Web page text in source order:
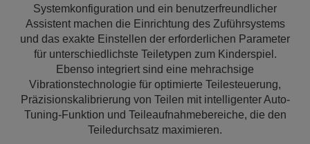
Systemkonfiguration und ein benutzerfreundlicher
Assistent machen die Einrichtung des Zuführsystems
und das exakte Einstellen der erforderlichen Parameter
für unterschiedlichste Teiletypen zum Kinderspiel.
Ebenso integriert sind eine mehrachsige
Vibrationstechnologie für optimierte Teilesteuerung,
Präzisionskalibrierung von Teilen mit intelligenter Auto-
Tuning-Funktion und Teileaufnahmebereiche, die den
Teiledurchsatz maximieren.